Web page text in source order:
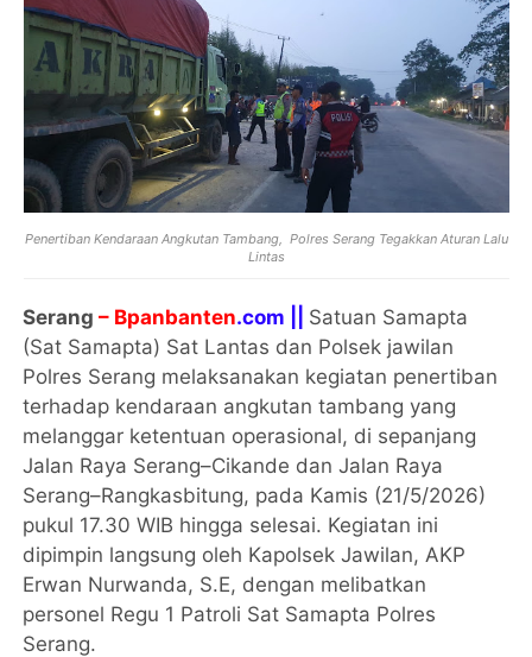
Penertiban Kendaraan Angkutan Tambang, Polres Serang Tegakkan Aturan Lalu
Lintas
Serang– Bpanbanten.com || Satuan Samapta
(Sat Samapta) Sat Lantas dan Polsek jawilan
Polres Serang melaksanakan kegiatan penertiban
terhadap kendaraan angkutan tambang yang
melanggar ketentuan operasional, di sepanjang
Jalan Raya Serang–Cikande dan Jalan Raya
Serang–Rangkasbitung, pada Kamis (21/5/2026)
pukul 17.30 WIB hingga selesai. Kegiatan ini
dipimpin langsung oleh Kapolsek Jawilan, AKP
Erwan Nurwanda, S.E, dengan melibatkan
personel Regu 1 Patroli Sat Samapta Polres
Serang.